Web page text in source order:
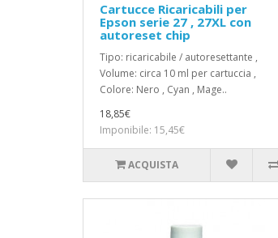
Cartucce Ricaricabili per
Epson serie 27 , 27XL con
autoreset chip
Tipo: ricaricabile / autoresettante ,
Volume: circa 10 ml per cartuccia ,
Colore: Nero , Cyan , Mage..
18,85€
Imponibile: 15,45€
ACQUISTA